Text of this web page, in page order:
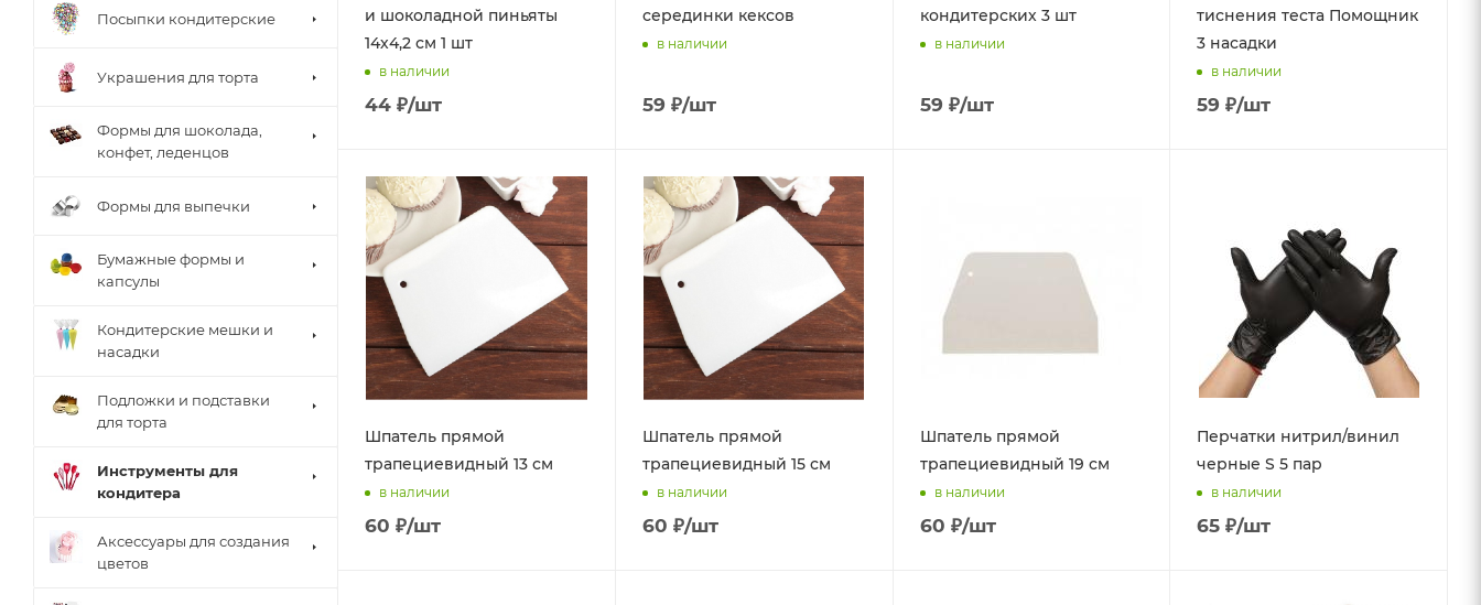
и шоколадной пиньяты
14х4,2 см 1 шт
в наличии
44 ₽/шт
серединки кексов
в наличии
59 ₽/шт
кондитерских 3 шт
в наличии
59 ₽/шт
тиснения теста Помощник
3 насадки
в наличии
59 ₽/шт
Шпатель прямой
трапециевидный 13 см
в наличии
60 ₽/шт
Шпатель прямой
трапециевидный 15 см
в наличии
60 ₽/шт
Шпатель прямой
трапециевидный 19 см
в наличии
60 ₽/шт
Перчатки нитрил/винил
черные S 5 пар
в наличии
65 ₽/шт
Посыпки кондитерские
Украшения для торта
Формы для шоколада,
конфет, леденцов
Формы для выпечки
Бумажные формы и
капсулы
Кондитерские мешки и
насадки
Подложки и подставки
для торта
Инструменты для
кондитера
Аксессуары для создания
цветов